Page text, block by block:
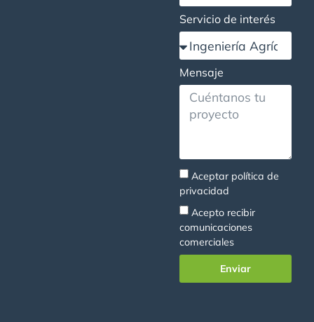
Servicio de interés
Mensaje
Aceptar política de
privacidad
Acepto recibir
comunicaciones
comerciales
Enviar